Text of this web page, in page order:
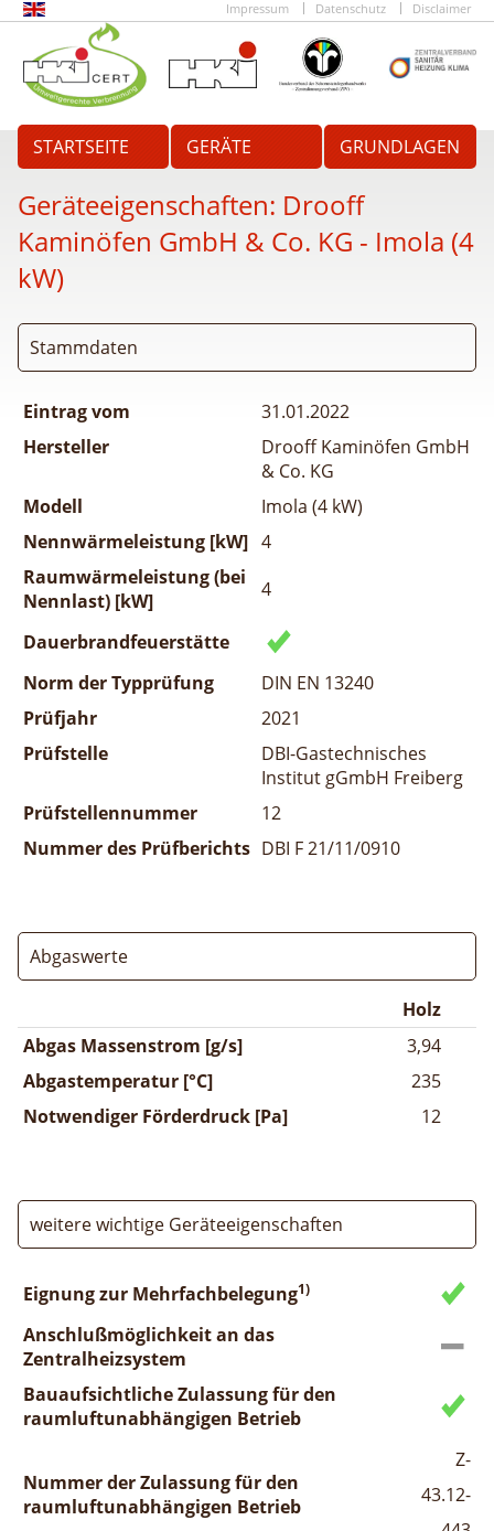
Impressum Datenschutz Disclaimer
STARTSEITE GERÄTE GRUNDLAGEN
Geräteeigenschaften: Drooff
Kaminöfen GmbH & Co. KG - Imola (4
kW)
Stammdaten
Eintrag vom
31.01.2022
Hersteller
Drooff Kaminöfen GmbH
& Co. KG
Modell
Imola (4 kW)
Nennwärmeleistung [kW] 4
Raumwärmeleistung (bei
Nennlast) [kW]
4
Dauerbrandfeuerstätte
Norm der Typprüfung
DIN EN 13240
Prüfjahr
2021
Prüfstelle
DBI-Gastechnisches
Institut gGmbH Freiberg
Prüfstellennummer
12
Nummer des Prüfberichts DBI F 21/11/0910
Abgaswerte
Holz
Abgas Massenstrom [g/s]
3,94
Abgastemperatur [°C]
235
Notwendiger Förderdruck [Pa]
12
weitere wichtige Geräteeigenschaften
Eignung zur Mehrfachbelegung1)
Anschlußmöglichkeit an das
Zentralheizsystem
Bauaufsichtliche Zulassung für den
raumluftunabhängigen Betrieb
Nummer der Zulassung für den
raumluftunabhängigen Betrieb
Z-
43.12-